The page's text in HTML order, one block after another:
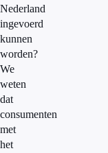
Nederland
ingevoerd
kunnen
worden?
We
weten
dat
consumenten
met
het